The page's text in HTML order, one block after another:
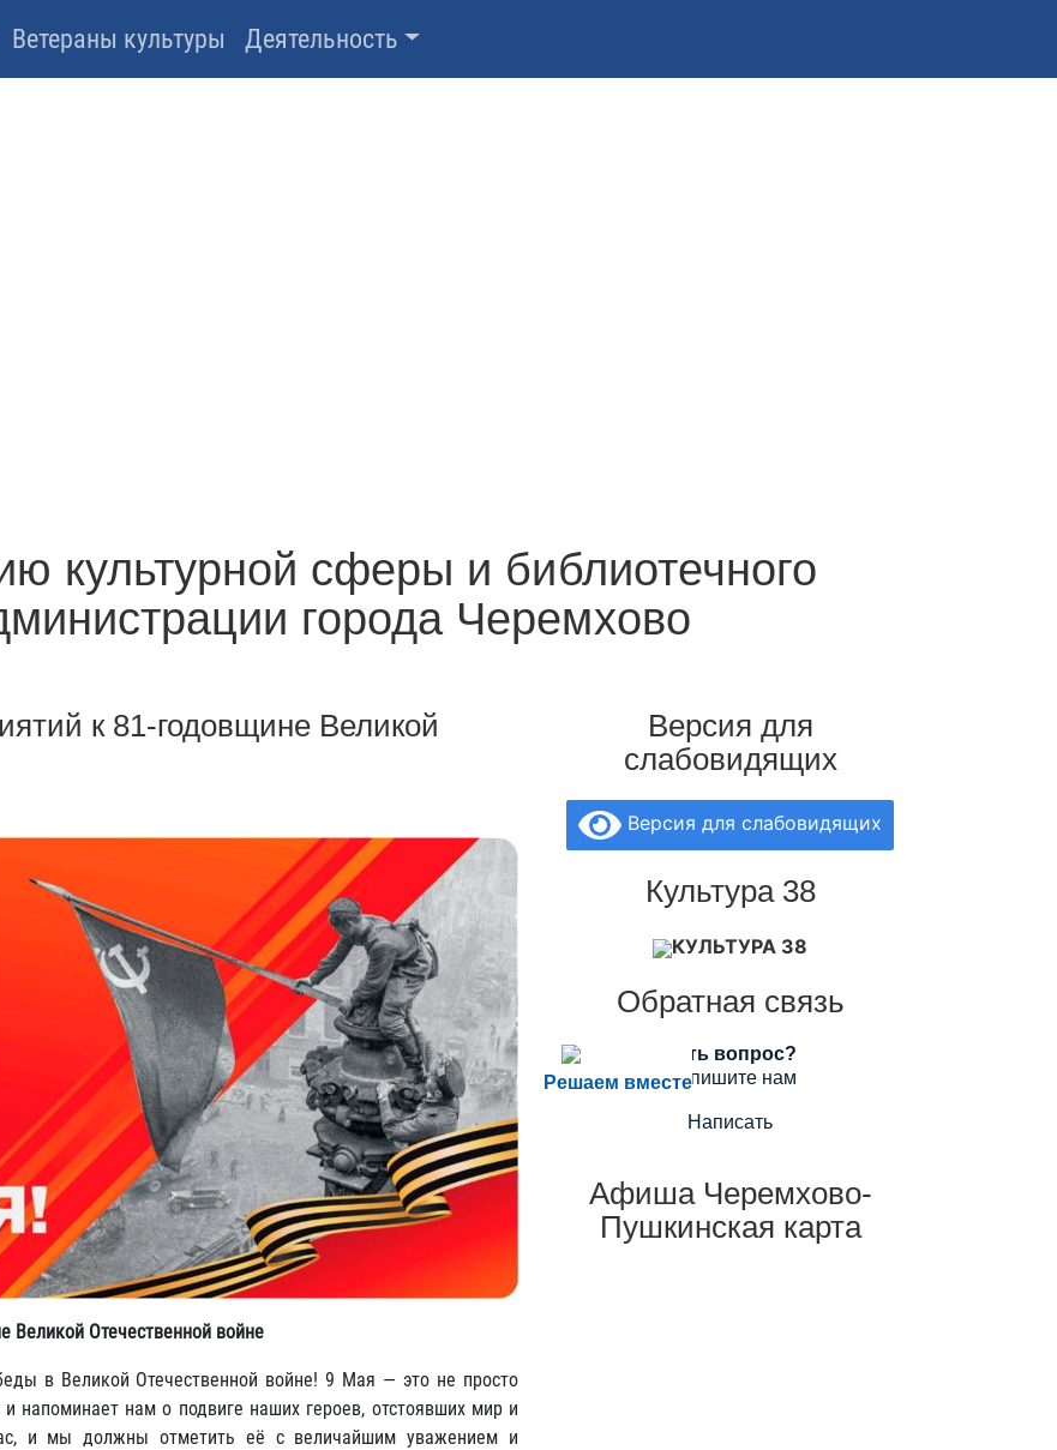
Ветераны культуры Деятельность
культурной сферы и библиотечного
города Черемхово
к 81-годовщине Великой
Великой Отечественной войне
в Великой Отечественной войне! 9 Мая — это не просто
напоминает нам о подвиге наших героев, отстоявших мир и
и мы должны отметить её с величайшим уважением и
Версия для
слабовидящих
Версия для слабовидящих
Культура 38
КУЛЬТУРА 38
Обратная связь
Решаем вместе
Есть вопрос?
Напишите нам
Написать
Афиша Черемхово-
Пушкинская карта